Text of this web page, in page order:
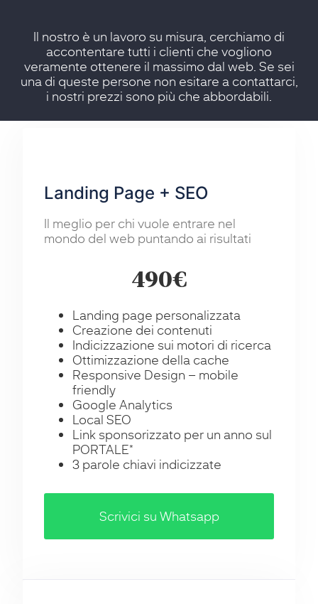
Il nostro è un lavoro su misura, cerchiamo di
accontentare tutti i clienti che vogliono
veramente ottenere il massimo dal web. Se sei
una di queste persone non esitare a contattarci,
i nostri prezzi sono più che abbordabili.
Landing Page + SEO
Il meglio per chi vuole entrare nel
mondo del web puntando ai risultati
490€
Landing page personalizzata
Creazione dei contenuti
Indicizzazione sui motori di ricerca
Ottimizzazione della cache
Responsive Design – mobile
friendly
Google Analytics
Local SEO
Link sponsorizzato per un anno sul
PORTALE*
3 parole chiavi indicizzate
Scrivici su Whatsapp